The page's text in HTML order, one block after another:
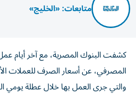
متابعات: «الخليج»
كشفت البنوك المصرية، مع آخر أيام
المصرفي، عن أسعار الصرف للعملات
والتي جرى العمل بها خلال عطلة يومي